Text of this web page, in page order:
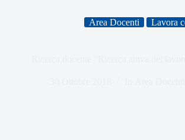
Area Docenti Lavora